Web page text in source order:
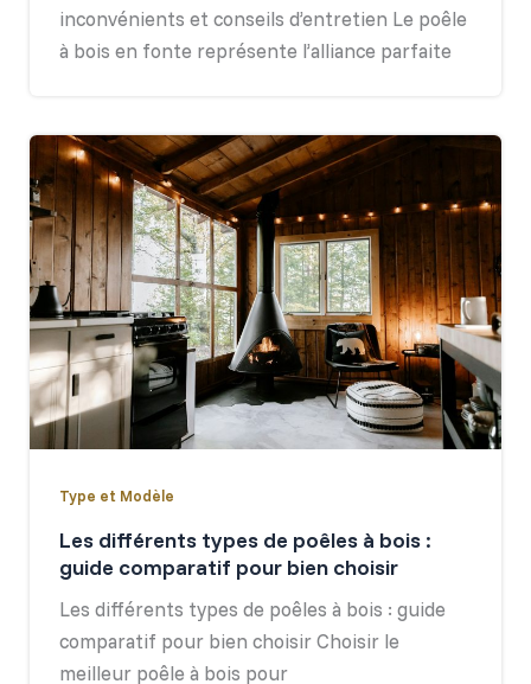
inconvénients et conseils d’entretien Le poêle
à bois en fonte représente l’alliance parfaite
Type et Modèle
Les différents types de poêles à bois :
guide comparatif pour bien choisir
Les différents types de poêles à bois : guide
comparatif pour bien choisir Choisir le
meilleur poêle à bois pour